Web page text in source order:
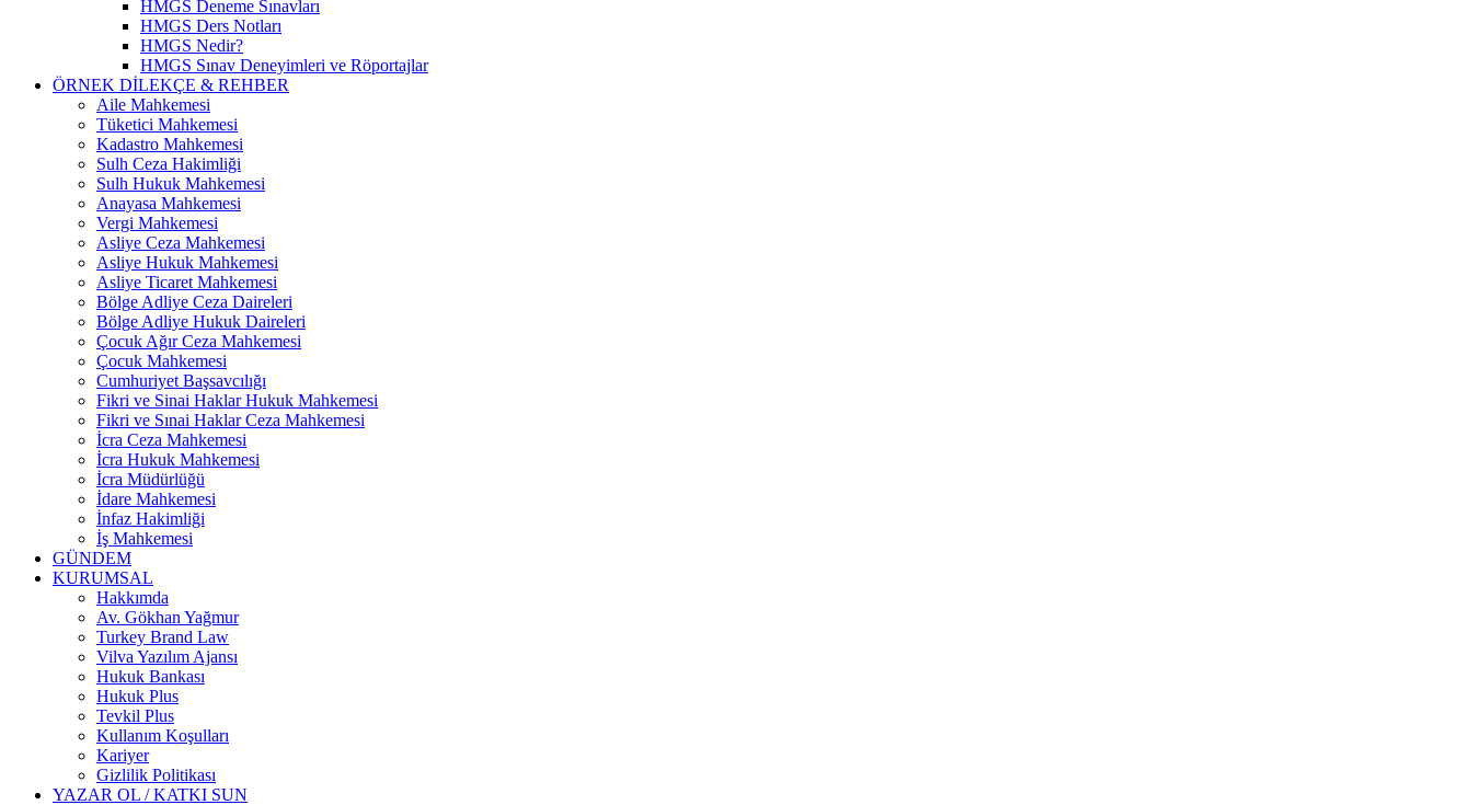
HMGS Deneme Sınavları
HMGS Ders Notları
HMGS Nedir?
HMGS Sınav Deneyimleri ve Röportajlar
ÖRNEK DILEKÇE & REHBER
Aile Mahkemesi
Tüketici Mahkemesi
Kadastro Mahkemesi
Sulh Ceza Hakimliği
Sulh Hukuk Mahkemesi
Anayasa Mahkemesi
Vergi Mahkemesi
Asliye Ceza Mahkemesi
Asliye Hukuk Mahkemesi
Asliye Ticaret Mahkemesi
Bölge Adliye Ceza Daireleri
Bölge Adliye Hukuk Daireleri
Çocuk Ağır Ceza Mahkemesi
Çocuk Mahkemesi
Cumhuriyet Başsavcılığı
Fikri ve Sinai Haklar Hukuk Mahkemesi
Fikri ve Sınai Haklar Ceza Mahkemesi
İcra Ceza Mahkemesi
İcra Hukuk Mahkemesi
İcra Müdürlüğü
İdare Mahkemesi
İnfaz Hakimliği
İş Mahkemesi
GÜNDEM
KURUMSAL
Hakkımda
Av. Gökhan Yağmur
Turkey Brand Law
Vilva Yazılım Ajansı
Hukuk Bankası
Hukuk Plus
Tevkil Plus
Kullanım Koşulları
Kariyer
Gizlilik Politikası
YAZAR OL / KATKI SUN